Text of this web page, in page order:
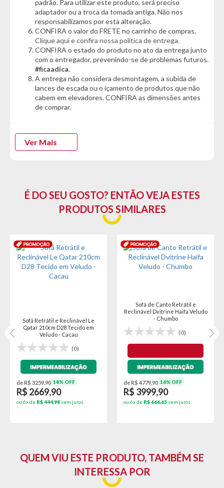
- Grafite
Características do Produto:
- Espuma D28
- Tecido em Veludo
- Pés em Madeira
- Confortável e resistente
- Bonito e Versátil
Dimensões Sofá:
- Altura: 46cm
- Profundidade Fechado: 65cm
- Profundidade Aberto: 130cm
padrão. Para utilizar este produto, será preciso
adaptador ou a troca da tomada antiga. Não nos
responsabilizamos por esta alteração.
CONFIRA o valor do FRETE no carrinho de compras.
Clique aqui e confira nossa política de entrega.
CONFIRA o estado do produto no ato da entrega junto
com o entregador, prevenindo-se de problemas futuros.
#ficaadica.
A entrega não considera desmontagem, a subida de
lances de escada ou o içamento de produtos que não
cabem em elevadores. CONFIRA as dimensões antes
de comprar.
Ver Mais
É DO SEU GOSTO? ENTÃO VEJA ESTES
PRODUTOS SIMILARES
Sofá Retrátil e Reclinável Le
Qatar 210cm D28 Tecido em
Veludo - Cacau
(0)
de R$ 3259,90 18% OFF
R$ 2669,90
ou 6x de R$ 444,98 sem juros
Sofá de Canto Retrátil e
Reclinável Dvitrine Haifa Veludo
- Chumbo
(0)
de R$ 4779,90 16% OFF
R$ 3999,90
ou 6x de R$ 666,65 sem juros
QUEM VIU ESTE PRODUTO, TAMBÉM SE
INTERESSA POR